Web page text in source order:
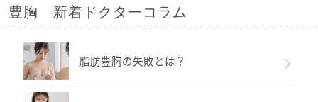
豊胸 新着ドクターコラム
脂肪豊胸の失敗とは？